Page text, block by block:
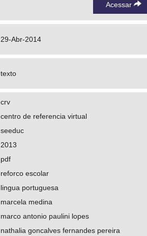
Acessar
29-Abr-2014
texto
crv
centro de referencia virtual
seeduc
2013
pdf
reforco escolar
lingua portuguesa
marcela medina
marco antonio paulini lopes
nathalia goncalves fernandes pereira